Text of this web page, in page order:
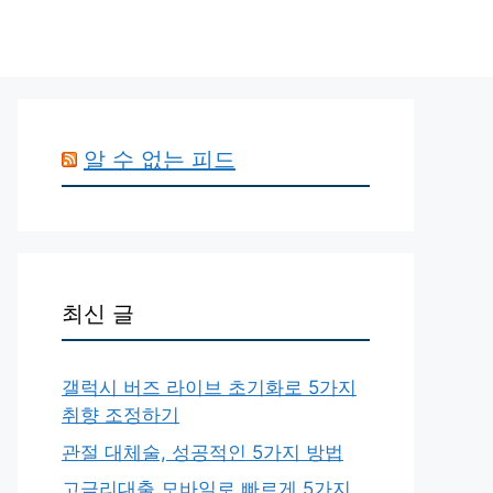
알 수 없는 피드
최신 글
갤럭시 버즈 라이브 초기화로 5가지
취향 조정하기
관절 대체술, 성공적인 5가지 방법
고금리대출 모바일로 빠르게 5가지